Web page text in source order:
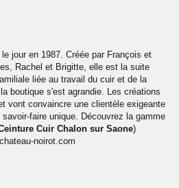
jour en 1987. Créée par François et
Rachel et Brigitte, elle est la suite
liée au travail du cuir et de la
boutique s'est agrandie. Les créations
vont convaincre une clientèle exigeante
faire unique. Découvrez la gamme
Cuir Chalon sur Saone)
noirot.com